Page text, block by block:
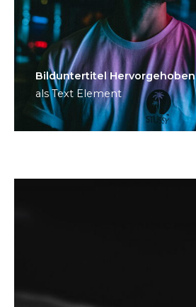
Bild­unter­titel Hervorgehoben
als Text Element